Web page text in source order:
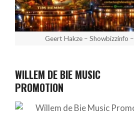
Geert Hakze – Showbizzinfo –
WILLEM DE BIE MUSIC
PROMOTION